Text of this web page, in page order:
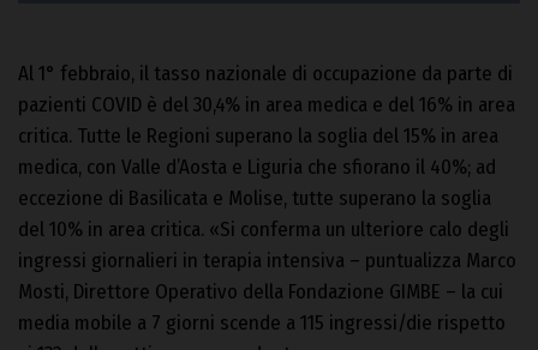
Al 1° febbraio, il tasso nazionale di occupazione da parte di
pazienti COVID è del 30,4% in area medica e del 16% in area
critica. Tutte le Regioni superano la soglia del 15% in area
medica, con Valle d’Aosta e Liguria che sfiorano il 40%; ad
eccezione di Basilicata e Molise, tutte superano la soglia
del 10% in area critica. «Si conferma un ulteriore calo degli
ingressi giornalieri in terapia intensiva – puntualizza Marco
Mosti, Direttore Operativo della Fondazione GIMBE – la cui
media mobile a 7 giorni scende a 115 ingressi/die rispetto